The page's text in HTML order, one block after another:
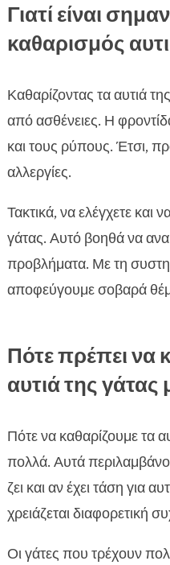
στη γενική υγεία
 Προϊόντα
Γιατί είναι
καθαρισμός
Καθαρίζοντας τα αυτιά
από ασθένειες. Η
και τους ρύπους. Έτσι,
αλλεργίες.
Τακτικά, να ελέγχετε και
γάτας. Αυτό βοηθά να
προβλήματα. Με τη
αποφεύγουμε σοβαρά
Πότε πρέπει να
αυτιά της γάτας
Πότε να καθαρίζουμε τα
πολλά. Αυτά
ζει και αν έχει τάση για
χρειάζεται διαφορετική
Οι γάτες που τρέχουν